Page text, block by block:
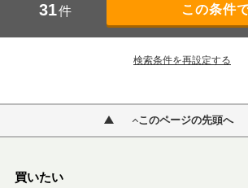
31件
検索条件を再設定する
このページの先頭へ
買いたい